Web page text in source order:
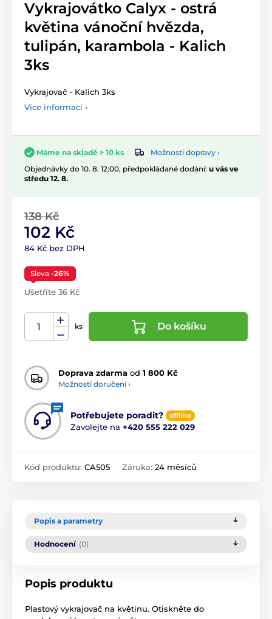
Vykrajovátko Calyx - ostrá
květina vánoční hvězda,
tulipán, karambola - Kalich
3ks
Vykrajovač - Kalich 3ks
Více informací ›
Máme na skladě > 10 ks
Možnosti dopravy ›
Objednávky do 10. 8. 12:00, předpokládané dodání: u vás ve
středu 12. 8.
138 Kč
102 Kč
84 Kč bez DPH
Sleva -26%
Ušetříte 36 Kč
ks Do košíku
Doprava zdarma od 1 800 Kč
Možnosti doručení ›
Potřebujete poradit? offline
Zavolejte na +420 555 222 029
Kód produktu: CA505 Záruka: 24 měsíců
Popis a parametry
Hodnocení (0)
Popis produktu
Plastový vykrajovač na květinu. Otiskněte do